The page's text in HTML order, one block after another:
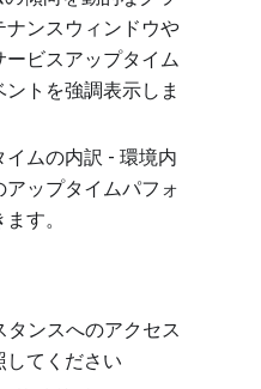
ナンスウィンドウや
ビスアップタイム
トを強調表示しま
ムの内訳 - 環境内
ップタイムパフォ
す。
タンスへのアクセス
してください